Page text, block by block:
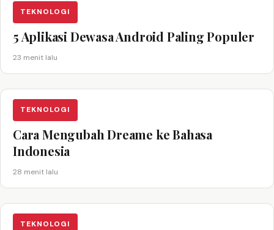
TEKNOLOGI
5 Aplikasi Dewasa Android Paling Populer
23 menit lalu
TEKNOLOGI
Cara Mengubah Dreame ke Bahasa
Indonesia
28 menit lalu
TEKNOLOGI